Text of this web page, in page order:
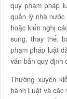
quy phạm pháp
quản lý nhà
hoặc kiến nghị
sung, thay thế,
phạm pháp luật
văn bản quy định
Thường xuyên
hành Luật và các